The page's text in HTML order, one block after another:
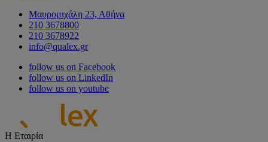
Μαυρομιχάλη 23, Αθήνα
210 3678800
210 3678922
info@qualex.gr
follow us on Facebook
follow us on LinkedIn
follow us on youtube
Η Εταιρία